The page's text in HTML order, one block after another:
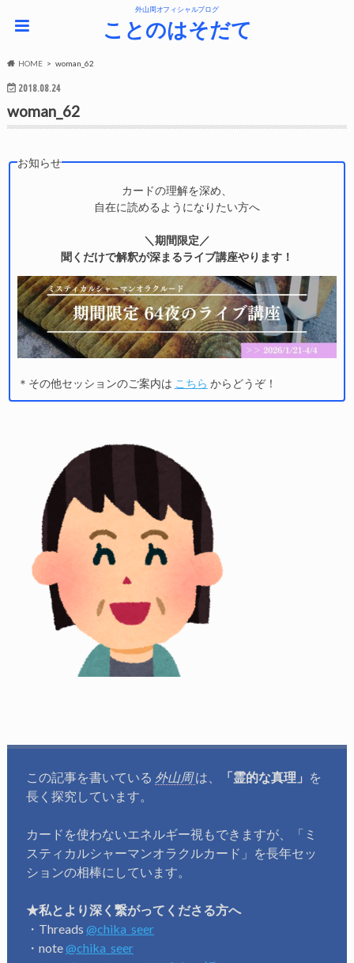
外山周オフィシャルブログ
ことのはそだて
HOME woman_62
2018.08.24
woman_62
お知らせ
カードの理解を深め、
自在に読めるようになりたい方へ
＼期間限定／
聞くだけで解釈が深まるライブ講座やります！
＊その他セッションのご案内は こちら からどうぞ！
この記事を書いている 外山周は、 「霊的な真理」 を
長く探究しています。
カードを使わないエネルギー視もできますが、「ミ
スティカルシャーマンオラクルカード」を長年セッ
ションの相棒にしています。
★私とより深く繋がってくださる方へ
・Threads @chika_seer
・note @chika_seer